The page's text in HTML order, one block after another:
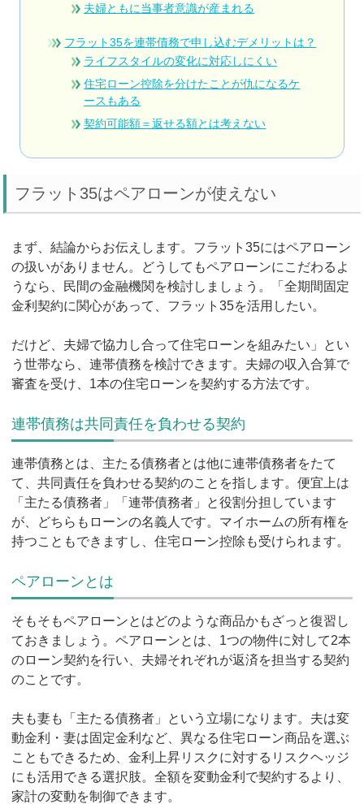
夫婦ともに当事者意識が産まれる
フラット35を連帯債務で申し込むデメリットは？
ライフスタイルの変化に対応しにくい
住宅ローン控除を分けたことが仇になるケ
ースもある
契約可能額＝返せる額とは考えない
フラット35はペアローンが使えない
まず、結論からお伝えします。フラット35にはペアローン
の扱いがありません。どうしてもペアローンにこだわるよ
うなら、民間の金融機関を検討しましょう。「全期間固定
金利契約に関心があって、フラット35を活用したい。
だけど、夫婦で協力し合って住宅ローンを組みたい」とい
う世帯なら、連帯債務を検討できます。夫婦の収入合算で
審査を受け、1本の住宅ローンを契約する方法です。
連帯債務は共同責任を負わせる契約
連帯債務とは、主たる債務者とは他に連帯債務者をたて
て、共同責任を負わせる契約のことを指します。便宜上は
「主たる債務者」「連帯債務者」と役割分担しています
が、どちらもローンの名義人です。マイホームの所有権を
持つこともできますし、住宅ローン控除も受けられます。
ペアローンとは
そもそもペアローンとはどのような商品かもざっと復習し
ておきましょう。ペアローンとは、1つの物件に対して2本
のローン契約を行い、夫婦それぞれが返済を担当する契約
のことです。
夫も妻も「主たる債務者」という立場になります。夫は変
動金利・妻は固定金利など、異なる住宅ローン商品を選ぶ
こともできるため、金利上昇リスクに対するリスクヘッジ
にも活用できる選択肢。全額を変動金利で契約するより、
家計の変動を制御できます。